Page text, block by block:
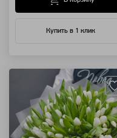
Купить в 1 клик